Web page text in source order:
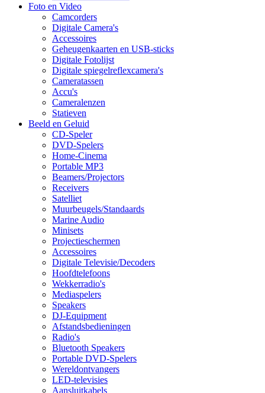
Foto en Video
Camcorders
Digitale Camera's
Accessoires
Geheugenkaarten en USB-sticks
Digitale Fotolijst
Digitale spiegelreflexcamera's
Cameratassen
Accu's
Cameralenzen
Statieven
Beeld en Geluid
CD-Speler
DVD-Spelers
Home-Cinema
Portable MP3
Beamers/Projectors
Receivers
Satelliet
Muurbeugels/Standaards
Marine Audio
Minisets
Projectieschermen
Accessoires
Digitale Televisie/Decoders
Hoofdtelefoons
Wekkerradio's
Mediaspelers
Speakers
DJ-Equipment
Afstandsbedieningen
Radio's
Bluetooth Speakers
Portable DVD-Spelers
Wereldontvangers
LED-televisies
Aansluitkabels